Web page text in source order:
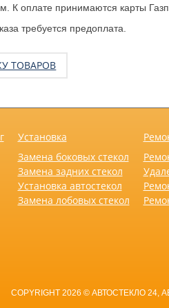
К оплате принимаются карты
требуется предоплата.
ТОВАРОВ
Установка
Замена боковых стекол
Замена задних стекол
Установка автостекол
Замена лобовых стекол
COPYRIGHT 2026 © АВТОСТЕКЛО